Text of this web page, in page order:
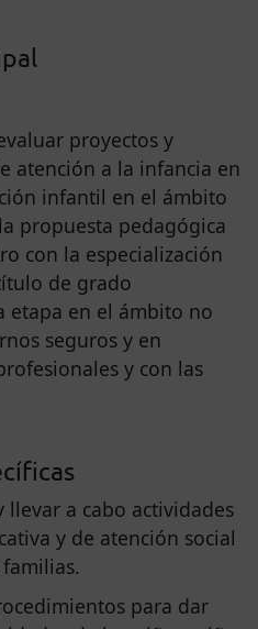
proyectos y
atención a la infancia en
infantil en el ámbito
propuesta pedagógica
con la especialización
de grado
etapa en el ámbito no
seguros y en
y con las
llevar a cabo actividades
y de atención social
para dar